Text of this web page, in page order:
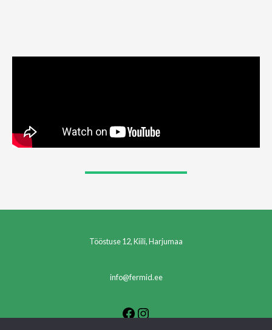
Tööstuse 12, Kiili, Harjumaa
info@fermid.ee